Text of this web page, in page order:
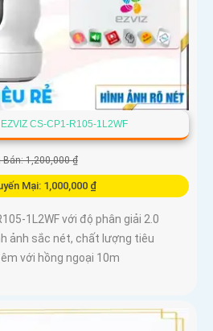
CS-CP1-R105-1L2WF
Bán: 1,200,000 ₫
Mại: 1,000,000 ₫
1L2WF với độ phân giải 2.0
ảnh sắc nét, chất lượng tiêu
với hồng ngoại 10m